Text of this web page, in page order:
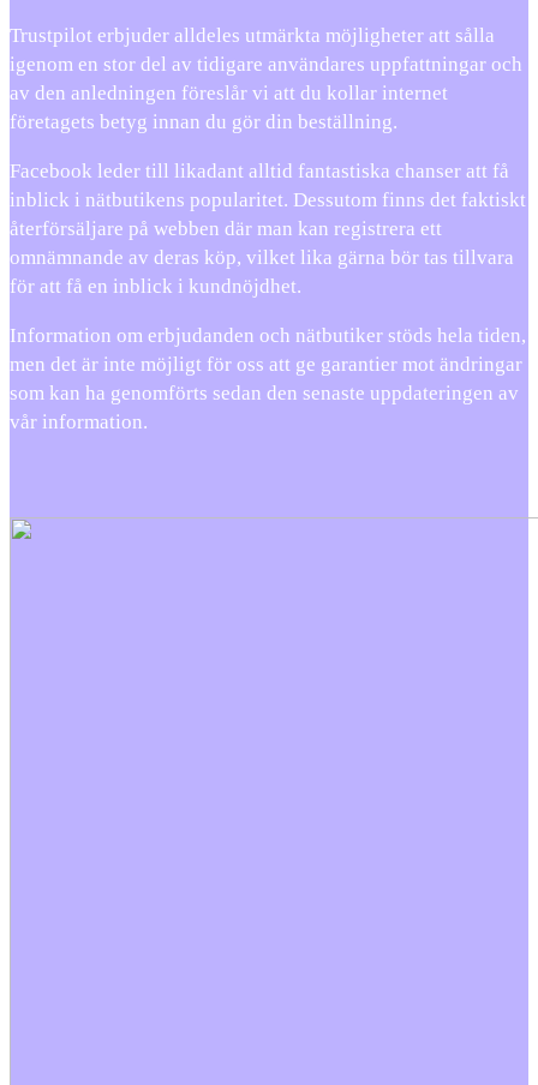
Trustpilot erbjuder alldeles utmärkta möjligheter att sålla
igenom en stor del av tidigare användares uppfattningar och
av den anledningen föreslår vi att du kollar internet
företagets betyg innan du gör din beställning.
Facebook leder till likadant alltid fantastiska chanser att få
inblick i nätbutikens popularitet. Dessutom finns det faktiskt
återförsäljare på webben där man kan registrera ett
omnämnande av deras köp, vilket lika gärna bör tas tillvara
för att få en inblick i kundnöjdhet.
Information om erbjudanden och nätbutiker stöds hela tiden,
men det är inte möjligt för oss att ge garantier mot ändringar
som kan ha genomförts sedan den senaste uppdateringen av
vår information.